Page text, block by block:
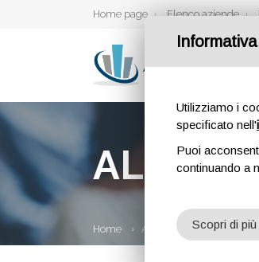
Home page Elenco aziende
ALFA
Home Aziende Alfa CC
Informativa
Utilizziamo i
specificato nell'
Puoi
continuando a
Scopri di